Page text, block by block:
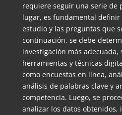
requiere seguir una serie de
lugar, es fundamental definir
estudio y las preguntas que
continuación, se debe
investigación más adecuada,
herramientas y técnicas
como encuestas en línea,
análisis de palabras clave y
competencia. Luego, se
analizar los datos obtenidos,